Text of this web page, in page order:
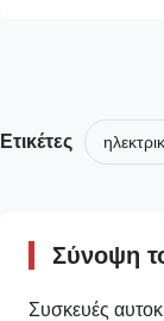
Ετικέτες
Σύνοψη
Συσκευές